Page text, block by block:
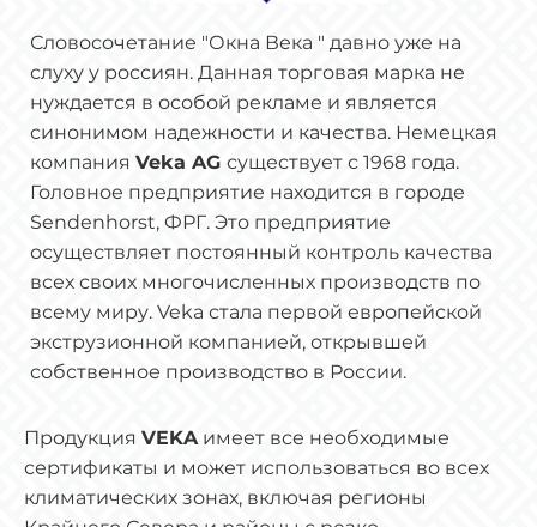
Словосочетание "Окна Века " давно уже на
слуху у россиян. Данная торговая марка не
нуждается в особой рекламе и является
синонимом надежности и качества. Немецкая
компания Veka AG существует с 1968 года.
Головное предприятие находится в городе
Sendenhorst, ФРГ. Это предприятие
осуществляет постоянный контроль качества
всех своих многочисленных производств по
всему миру. Veka стала первой европейской
экструзионной компанией, открывшей
собственное производство в России.
Продукция VEKA имеет все необходимые
сертификаты и может использоваться во всех
климатических зонах, включая регионы